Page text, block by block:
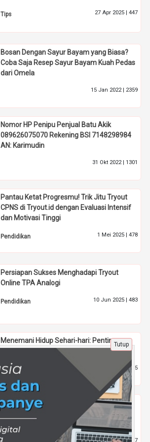
Tips 27 Apr 2025 | 447
Bosan Dengan Sayur Bayam yang Biasa?
Coba Saja Resep Sayur Bayam Kuah Pedas
dari Omela
15 Jan 2022 | 2359
Nomor HP Penipu Penjual Batu Akik
089626075070 Rekening BSI 7148298984
AN: Karimudin
31 Okt 2022 | 1301
Pantau Ketat Progresmu! Trik Jitu Tryout
CPNS di Tryout.id dengan Evaluasi Intensif
dan Motivasi Tinggi
Pendidikan 1 Mei 2025 | 478
Persiapan Sukses Menghadapi Tryout
Online TPA Analogi
Pendidikan 10 Jun 2025 | 483
Menemani Hidup Sehari-hari: Pentingnya
Aplikasi Waktu Sholat
Tips 21 Jan 2026 |395
Cara Cerdas Mengoptimalkan Rating
Aplikasi Playstore agar Lebih Dipercaya
21 Des 2025 |487
Tutup